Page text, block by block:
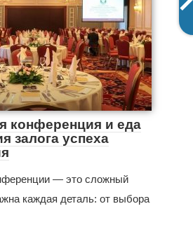
конференция и еда
залога успеха
— это сложный
каждая деталь: от выбора